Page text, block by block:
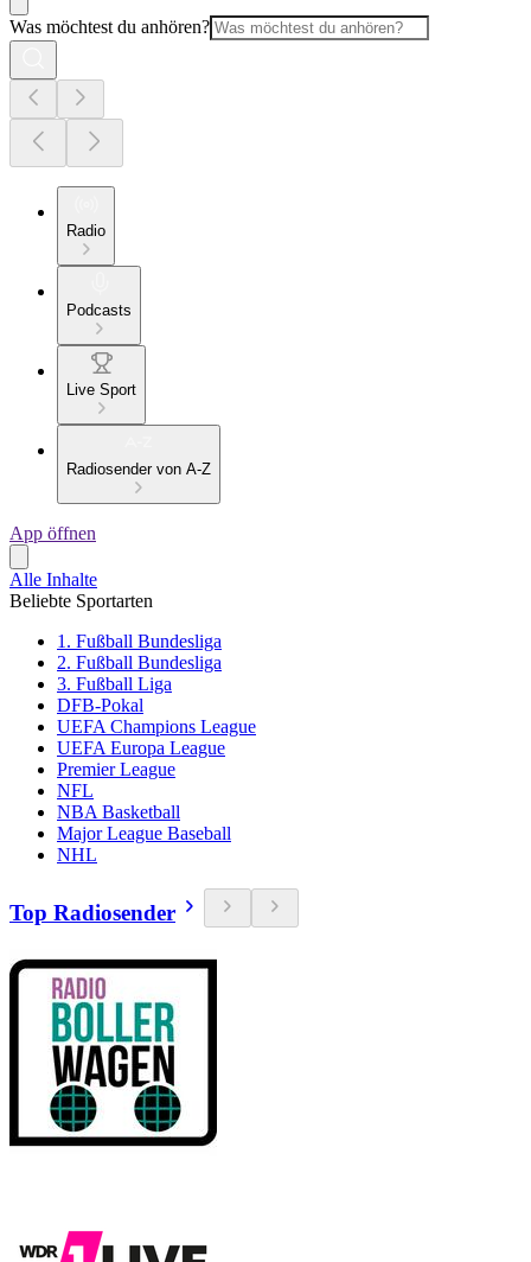
Was möchtest du anhören?
Radio
Podcasts
Live Sport
Radiosender von A-Z
App öffnen
Alle Inhalte
Beliebte Sportarten
1. Fußball Bundesliga
2. Fußball Bundesliga
3. Fußball Liga
DFB-Pokal
UEFA Champions League
UEFA Europa League
Premier League
NFL
NBA Basketball
Major League Baseball
NHL
Top Radiosender